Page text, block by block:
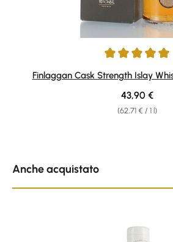
Average rating of 4.9 out of 5 stars
Finlaggan Cask Strength Islay
(62,71 € / 1 l)
Regular
43,90 €
Anche acquistato